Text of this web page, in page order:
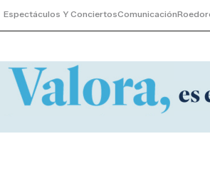
Espectáculos Y ConciertosComunicación